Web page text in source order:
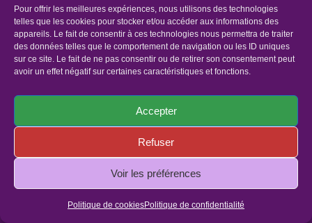
Pour offrir les meilleures expériences, nous utilisons des technologies
telles que les cookies pour stocker et/ou accéder aux informations des
appareils. Le fait de consentir à ces technologies nous permettra de traiter
des données telles que le comportement de navigation ou les ID uniques
sur ce site. Le fait de ne pas consentir ou de retirer son consentement peut
avoir un effet négatif sur certaines caractéristiques et fonctions.
Accepter
Refuser
Voir les préférences
Politique de cookiesPolitique de confidentialité
Séance en présence
144.00€
Politique de confidentialité
Politique de cookies (UE)
l'agence ID Web